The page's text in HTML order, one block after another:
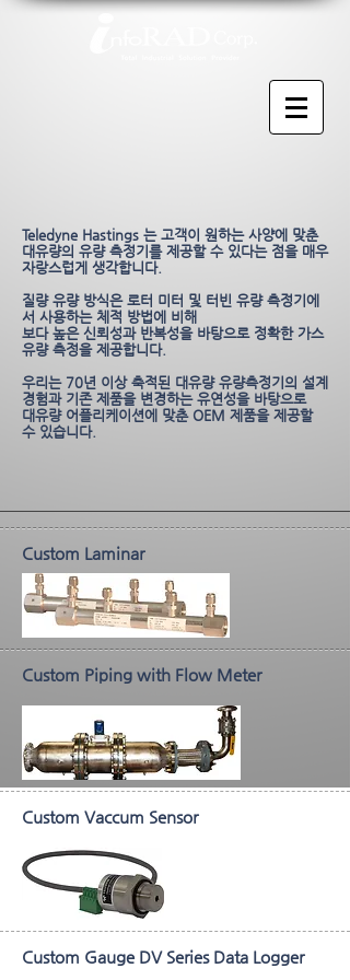
Teledyne Hastings 는 고객이 원하는 사양에 맞춘
대유량의 유량 측정기를 제공할 수 있다는 점을 매우
자랑스럽게 생각합니다.
질량 유량 방식은 로터 미터 및 터빈 유량 측정기에
서 사용하는 체적 방법에 비해
보다 높은 신뢰성과 반복성을 바탕으로 정확한 가스
유량 측정을 제공합니다.
우리는 70년 이상 축적된 대유량 유량측정기의 설계
경험과 기존 제품을 변경하는 유연성을 바탕으로
대유량 어플리케이션에 맞춘 OEM 제품을제공할
수 있습니다.
Custom Laminar
Custom Piping with Flow Meter
Custom Vaccum Sensor
Custom Gauge DV Series Data Logger